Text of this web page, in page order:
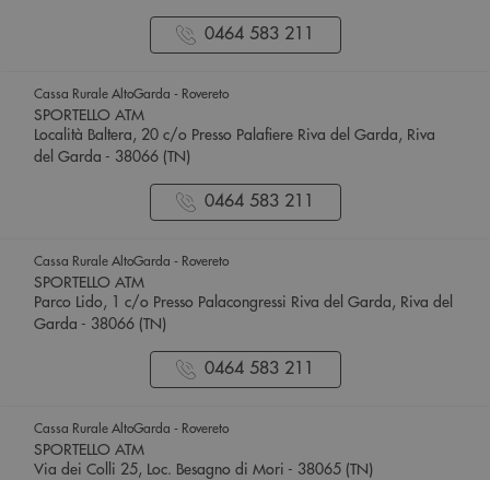
0464 583 211
Cassa Rurale AltoGarda - Rovereto
SPORTELLO ATM
Località Baltera, 20 c/o Presso Palafiere Riva del Garda, Riva
del Garda - 38066 (TN)
0464 583 211
Cassa Rurale AltoGarda - Rovereto
SPORTELLO ATM
Parco Lido, 1 c/o Presso Palacongressi Riva del Garda, Riva del
Garda - 38066 (TN)
0464 583 211
Cassa Rurale AltoGarda - Rovereto
SPORTELLO ATM
Via dei Colli 25, Loc. Besagno di Mori - 38065 (TN)